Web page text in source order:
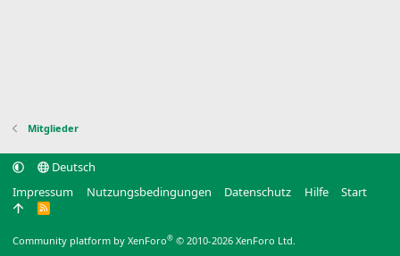
Mitglieder
Deutsch
Impressum
Nutzungsbedingungen Datenschutz Hilfe Start
R
Community platform by XenForo® © 2010-2026 XenForo Ltd.